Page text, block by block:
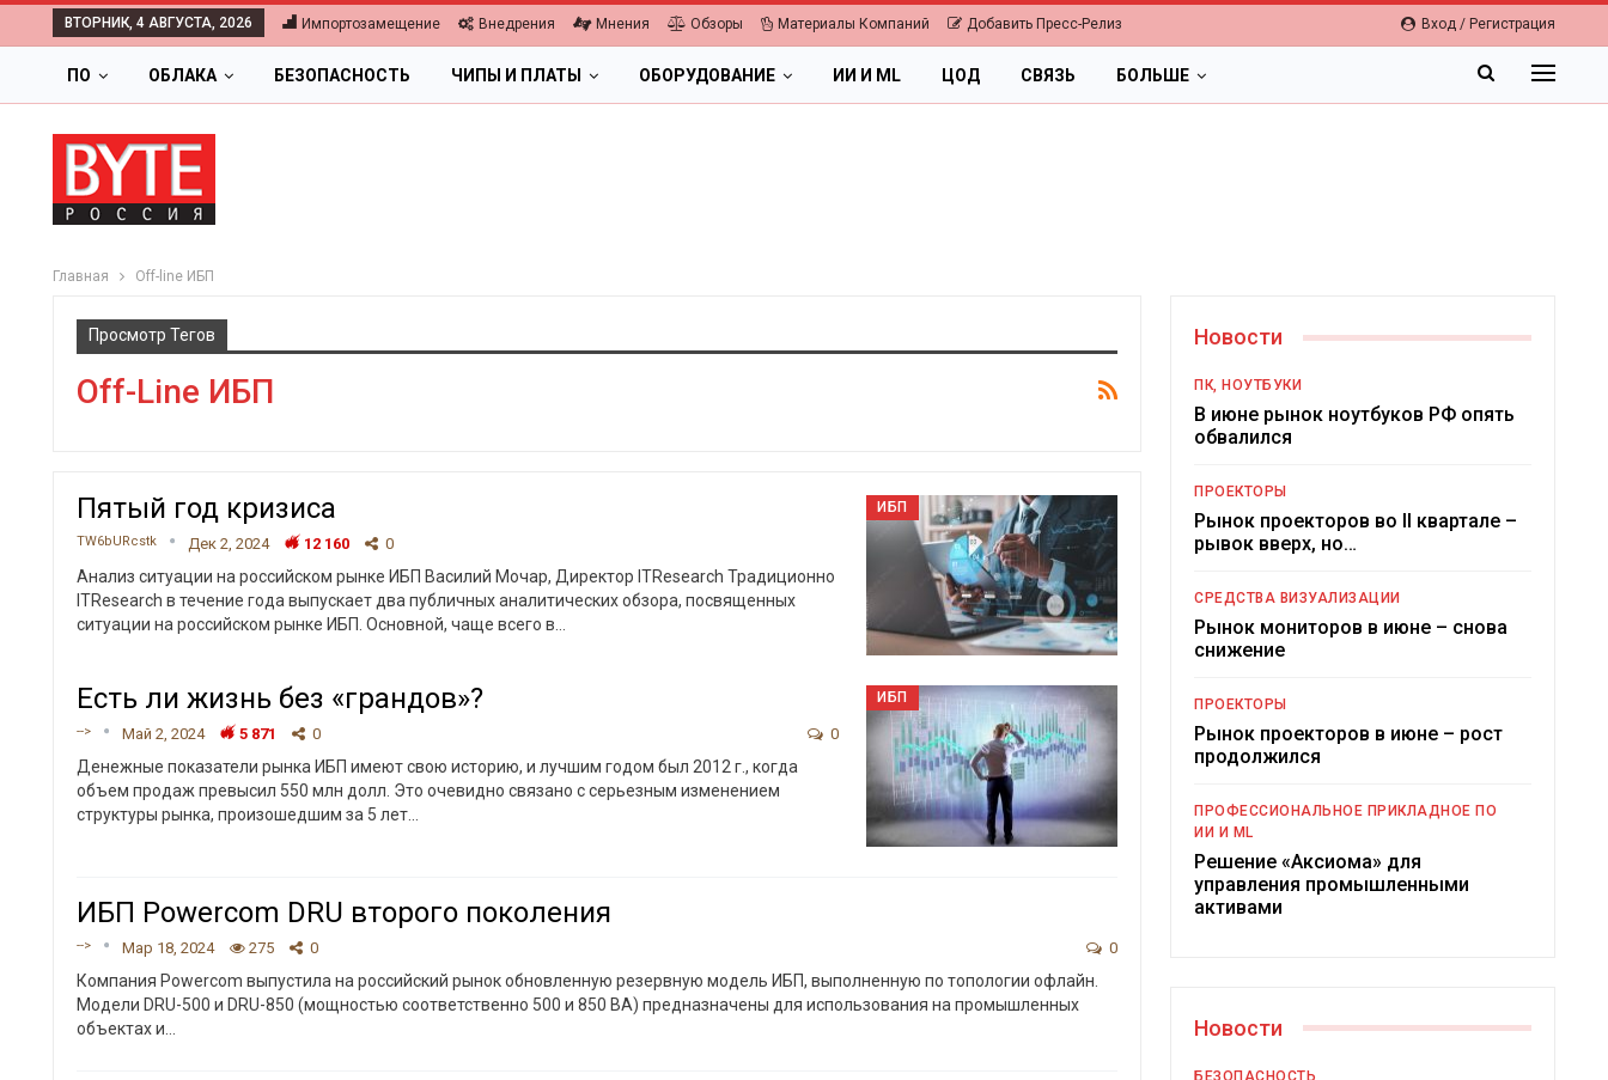
Вход / Регистрация
ВТОРНИК, 4 АВГУСТА, 2026 Импортозамещение Внедрения Мнения Обзоры Материалы Компаний Добавить Пресс-Релиз
ПО ОБЛАКА БЕЗОПАСНОСТЬ ЧИПЫ И ПЛАТЫ ОБОРУДОВАНИЕ ИИ И ML ЦОД СВЯЗЬ БОЛЬШЕ
Главная Off-line ИБП
Просмотр Тегов
Off-Line ИБП
ИБП
Пятый год кризиса
TW6bURcstk Дек 2, 2024 12 160 0
Анализ ситуации на российском рынке ИБП Василий Мочар, Директор ITResearch Традиционно
ITResearch в течение года выпускает два публичных аналитических обзора, посвященных
ситуации на российском рынке ИБП. Основной, чаще всего в
ИБП
Есть ли жизнь без «грандов»?
--> Май 2, 2024 5 871 0 0
Денежные показатели рынка ИБП имеют свою историю, и лучшим годом был 2012 г., когда
объем продаж превысил 550 млн долл. Это очевидно связано с серьезным изменением
структуры рынка, произошедшим за 5 лет...
ИБП Powercom DRU второго поколения
--> Мар 18, 2024 275 0 0
Компания Powercom выпустила на российский рынок обновленную резервную модель ИБП, выполненную по топологии офлайн.
Модели DRU-500 и DRU-850 (мощностью соответственно 500 и 850 ВА) предназначены для использования на промышленных
объектах и
Новости
ПК, НОУТБУКИ
В июне рынок ноутбуков РФ опять
обвалился
ПРОЕКТОРЫ
Рынок проекторов во II квартале –
рывок вверх, но…
СРЕДСТВА ВИЗУАЛИЗАЦИИ
Рынок мониторов в июне – снова
снижение
ПРОЕКТОРЫ
Рынок проекторов в июне – рост
продолжился
ПРОФЕССИОНАЛЬНОЕ ПРИКЛАДНОЕ ПО
ИИ И ML
Решение «Аксиома» для
управления промышленными
активами
Новости
БЕЗОПАСНОСТЬ